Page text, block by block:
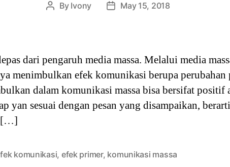
Post
By Ivony
PostMay 15, 2018
dari pengaruh media massa. Melalui media
menimbulkan efek komunikasi berupa
dalam komunikasi massa bisa bersifat positif
yan sesuai dengan pesan yang disampaikan,
[…]
komunikasi, efek primer, komunikasi massa